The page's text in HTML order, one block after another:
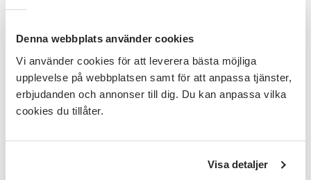
Denna webbplats använder cookies
Vi använder cookies för att leverera bästa möjliga
upplevelse på webbplatsen samt för att anpassa tjänster,
erbjudanden och annonser till dig. Du kan anpassa vilka
cookies du tillåter.
Visa detaljer
Hela Sverige ska leva Skåne
Migränföreningen i Skåne www.migran.org
Parkinson Skånewww.parkinsonforbundet.se
Personligt Ombud Skåne www.po-skane.org
Riksföreningen för ME-patienterwww.rme.nu
Schizofreniförbundet Skåne
Skånes FN-distriktwww.fn.se